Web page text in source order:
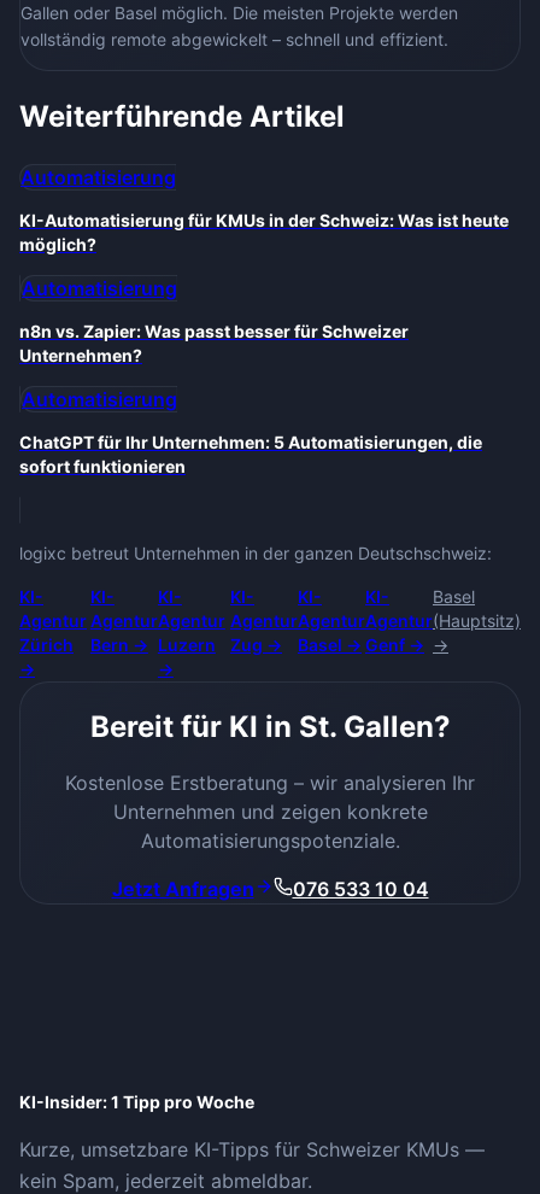
Gallen oder Basel möglich. Die meisten Projekte werden
vollständig remote abgewickelt – schnell und effizient.
Weiterführende Artikel
Automatisierung
KI-Automatisierung für KMUs in der Schweiz: Was ist heute
möglich?
Automatisierung
n8n vs. Zapier: Was passt besser für Schweizer
Unternehmen?
Automatisierung
ChatGPT für Ihr Unternehmen: 5 Automatisierungen, die
sofort funktionieren
logixc betreut Unternehmen in der ganzen Deutschschweiz:
KI-
Agentur
Zürich
→
KI-
Agentur
Bern →
KI-
Agentur
Luzern
→
KI-
Agentur
Zug →
KI-
Agentur
Basel →
KI-
Agentur
Genf →
Basel
(Hauptsitz)
→
Bereit für KI in St. Gallen?
Kostenlose Erstberatung – wir analysieren Ihr
Unternehmen und zeigen konkrete
Automatisierungspotenziale.
Jetzt Anfragen
076 533 10 04
KI-Insider: 1 Tipp pro Woche
Kurze, umsetzbare KI-Tipps für Schweizer KMUs —
kein Spam, jederzeit abmeldbar.